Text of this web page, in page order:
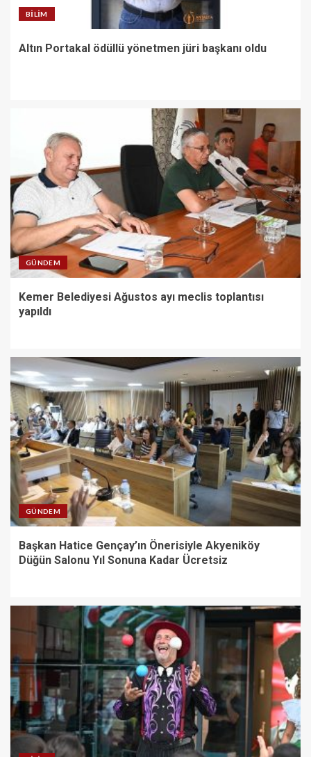
BILIM
Altın Portakal ödüllü yönetmen jüri başkanı oldu
GÜNDEM
Kemer Belediyesi Ağustos ayı meclis toplantısı
yapıldı
GÜNDEM
Başkan Hatice Gençay’ın Önerisiyle Akyeniköy
Düğün Salonu Yıl Sonuna Kadar Ücretsiz